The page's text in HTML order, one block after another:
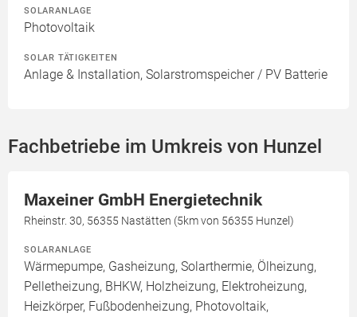
SOLARANLAGE
Photovoltaik
SOLAR TÄTIGKEITEN
Anlage & Installation, Solarstromspeicher / PV Batterie
Fachbetriebe im Umkreis von Hunzel
Maxeiner GmbH Energietechnik
Rheinstr. 30, 56355 Nastätten (5km von 56355 Hunzel)
SOLARANLAGE
Wärmepumpe, Gasheizung, Solarthermie, Ölheizung,
Pelletheizung, BHKW, Holzheizung, Elektroheizung,
Heizkörper, Fußbodenheizung, Photovoltaik,